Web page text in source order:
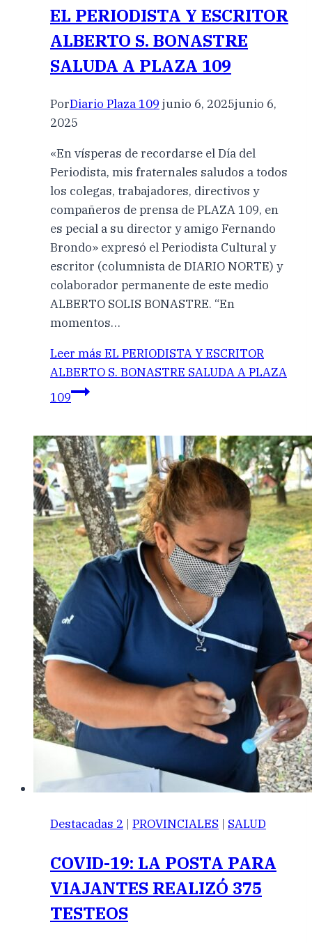
EL PERIODISTA Y ESCRITOR
ALBERTO S. BONASTRE
SALUDA A PLAZA 109
PorDiario Plaza 109 junio 6, 2025junio 6,
2025
«En vísperas de recordarse el Día del
Periodista, mis fraternales saludos a todos
los colegas, trabajadores, directivos y
compañeros de prensa de PLAZA 109, en
es pecial a su director y amigo Fernando
Brondo» expresó el Periodista Cultural y
escritor (columnista de DIARIO NORTE) y
colaborador permanente de este medio
ALBERTO SOLIS BONASTRE. “En
momentos…
Leer más EL PERIODISTA Y ESCRITOR
ALBERTO S. BONASTRE SALUDA A PLAZA
109
Destacadas 2 | PROVINCIALES | SALUD
COVID-19: LA POSTA PARA
VIAJANTES REALIZÓ 375
TESTEOS